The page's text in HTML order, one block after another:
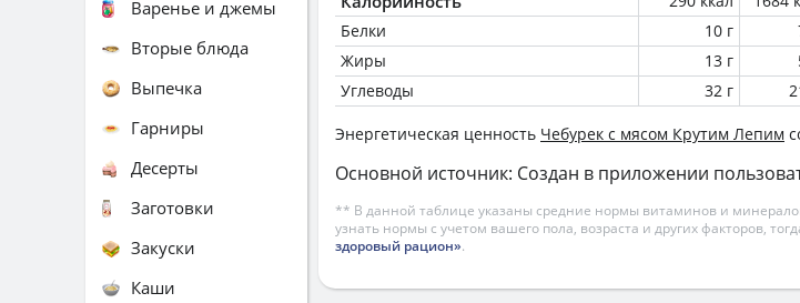
Белки
10 г
Жиры
13 г
Углеводы
32 г
Энергетическая ценность Чебурек с мясом Крутим Лепим
Основной источник: Создан в приложении
** В данной таблице указаны средние нормы витаминов и
узнать нормы с учетом вашего пола, возраста и других факторов,
здоровый рацион».
Варенье и джемы
Вторые блюда
Выпечка
Гарниры
Десерты
Заготовки
Закуски
Каши